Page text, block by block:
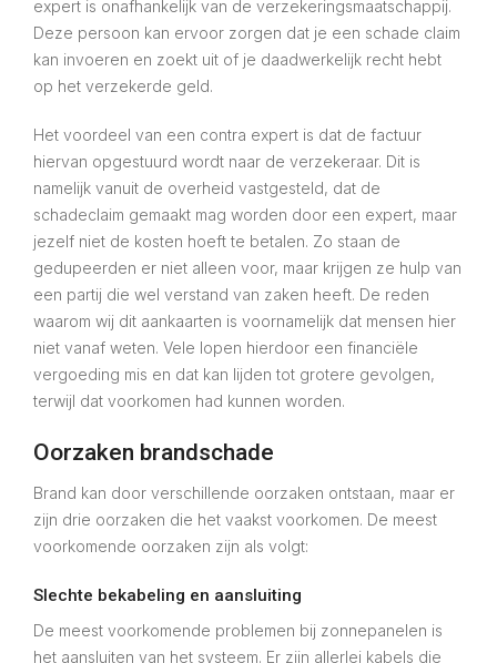
expert is onafhankelijk van de verzekeringsmaatschappij.
Deze persoon kan ervoor zorgen dat je een schade claim
kan invoeren en zoekt uit of je daadwerkelijk recht hebt
op het verzekerde geld.
Het voordeel van een contra expert is dat de factuur
hiervan opgestuurd wordt naar de verzekeraar. Dit is
namelijk vanuit de overheid vastgesteld, dat de
schadeclaim gemaakt mag worden door een expert, maar
jezelf niet de kosten hoeft te betalen. Zo staan de
gedupeerden er niet alleen voor, maar krijgen ze hulp van
een partij die wel verstand van zaken heeft. De reden
waarom wij dit aankaarten is voornamelijk dat mensen hier
niet vanaf weten. Vele lopen hierdoor een financiële
vergoeding mis en dat kan lijden tot grotere gevolgen,
terwijl dat voorkomen had kunnen worden.
Oorzaken brandschade
Brand kan door verschillende oorzaken ontstaan, maar er
zijn drie oorzaken die het vaakst voorkomen. De meest
voorkomende oorzaken zijn als volgt:
Slechte bekabeling en aansluiting
De meest voorkomende problemen bij zonnepanelen is
het aansluiten van het systeem. Er zijn allerlei kabels die